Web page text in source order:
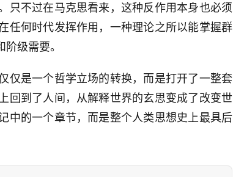
只不过在马克思看来，这种反作用本身也必须
何时代发挥作用，一种理论之所以能掌握群
级需要。
仅是一个哲学立场的转换，而是打开了一整套
回到了人间，从解释世界的玄思变成了改变世
中的一个章节，而是整个人类思想史上最具后